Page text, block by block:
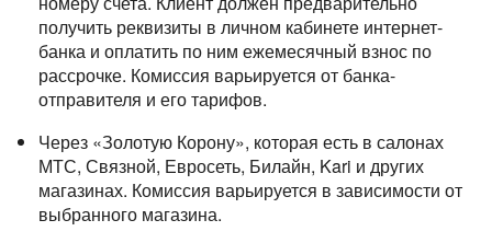
получить реквизиты в личном кабинете интернет-
банка и оплатить по ним ежемесячный взнос по
рассрочке. Комиссия варьируется от банка-
отправителя и его тарифов.
Через «Золотую Корону», которая есть в салонах
МТС, Связной, Евросеть, Билайн, Kari и других
магазинах. Комиссия варьируется в зависимости от
выбранного магазина.